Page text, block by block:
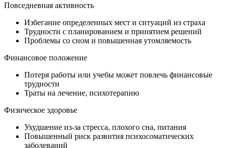
Повседневная активность
Избегание определенных мест и ситуаций из страха
Трудности с планированием и принятием решений
Проблемы со сном и повышенная утомляемость
Финансовое положение
Потеря работы или учебы может повлечь финансовые
трудности
Траты на лечение, психотерапию
Физическое здоровье
Ухудшение из-за стресса, плохого сна, питания
Повышенный риск развития психосоматических
заболеваний